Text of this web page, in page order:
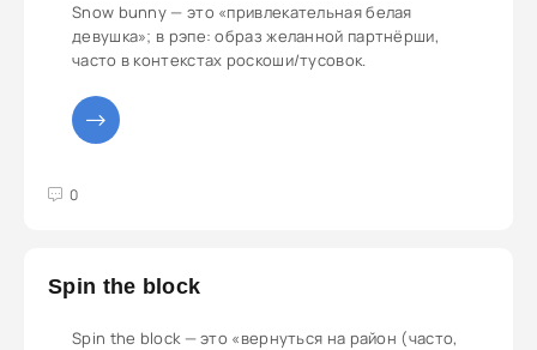
Snow bunny — это «привлекательная белая
девушка»; в рэпе: образ желанной партнёрши,
часто в контекстах роскоши/тусовок.
0
5
Spin the block
Spin the block — это «вернуться на район (часто,